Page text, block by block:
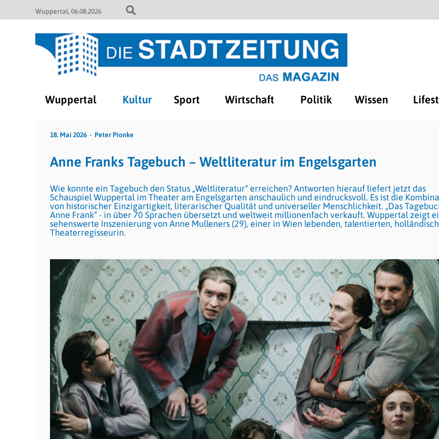
Wuppertal 06.08.2026
Wuppertal Kultur Sport Wirtschaft Politik Wissen
18. Mai 2026 Peter Pionke
Anne Franks Tagebuch – Weltliteratur im Engelsgarten
Wie konnte ein Tagebuch den Status „Weltliteratur“ erreichen? Antworten hierauf liefert jetzt das
Schauspiel Wuppertal im Theater am Engelsgarten anschaulich und eindrucksvoll. Es ist die
von historischer Einzigartigkeit, literarischer Qualität und universeller Menschlichkeit. „Das
Anne Frank“ - in über 70 Sprachen übersetzt und weltweit millionenfach verkauft. Wuppertal zeigt
sehenswerte Inszenierung von Anne Mulleners (29), einer in Wien lebenden, talentierten,
Theaterregisseurin.